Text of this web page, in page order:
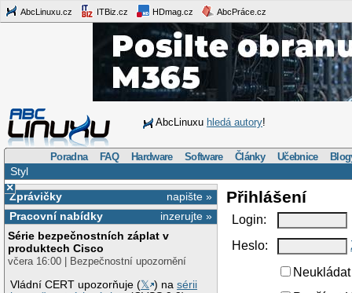
AbcLinuxu.cz ITBiz.cz HDmag.cz AbcPráce.cz
AbcLinuxu hledá autory!
Poradna FAQ Hardware Software Články Učebnice
Styl
×
napište »
Zprávičky
inzerujte »
Pracovní nabídky
Série bezpečnostních záplat v
produktech Cisco
včera 16:00 | Bezpečnostní upozornění
Vládní CERT upozorňuje (𝕏 ) nasérii
Přihlášení
Login:
Heslo: